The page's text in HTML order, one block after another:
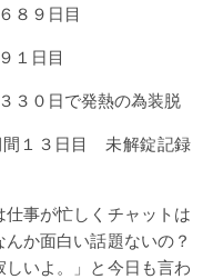
８９日目
１日目
０日で発熱の為装脱
１３日目 未解錠記録
事が忙しくチャットは
か面白い話題ないの？
いよ。」と今日も言わ